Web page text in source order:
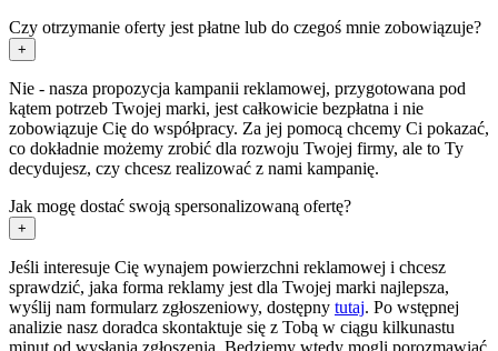
Czy otrzymanie oferty jest płatne lub do czegoś mnie zobowiązuje?
+
Nie - nasza propozycja kampanii reklamowej, przygotowana pod
kątem potrzeb Twojej marki, jest całkowicie bezpłatna i nie
zobowiązuje Cię do współpracy. Za jej pomocą chcemy Ci pokazać,
co dokładnie możemy zrobić dla rozwoju Twojej firmy, ale to Ty
decydujesz, czy chcesz realizować z nami kampanię.
Jak mogę dostać swoją spersonalizowaną ofertę?
+
Jeśli interesuje Cię wynajem powierzchni reklamowej i chcesz
sprawdzić, jaka forma reklamy jest dla Twojej marki najlepsza,
wyślij nam formularz zgłoszeniowy, dostępny tutaj. Po wstępnej
analizie nasz doradca skontaktuje się z Tobą w ciągu kilkunastu
minut od wysłania zgłoszenia. Będziemy wtedy mogli porozmawiać